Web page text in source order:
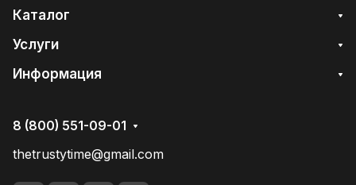
Каталог
Услуги
Информация
8 (800) 551-09-01
thetrustytime@gmail.com